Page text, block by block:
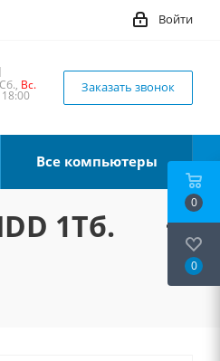
Войти
Вс. Заказать звонок
Все компьютеры
1Тб.
0
0